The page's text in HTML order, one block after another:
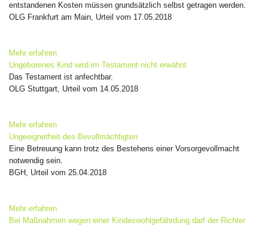
entstandenen Kosten müssen grundsätzlich selbst getragen werden.
OLG Frankfurt am Main, Urteil vom 17.05.2018
Mehr erfahren
Ungeborenes Kind wird im Testament nicht erwähnt
Das Testament ist anfechtbar.
OLG Stuttgart, Urteil vom 14.05.2018
Mehr erfahren
Ungeeignetheit des Bevollmächtigten
Eine Betreuung kann trotz des Bestehens einer Vorsorgevollmacht
notwendig sein.
BGH, Urteil vom 25.04.2018
Mehr erfahren
Bei Maßnahmen wegen einer Kindeswohlgefährdung darf der Richter